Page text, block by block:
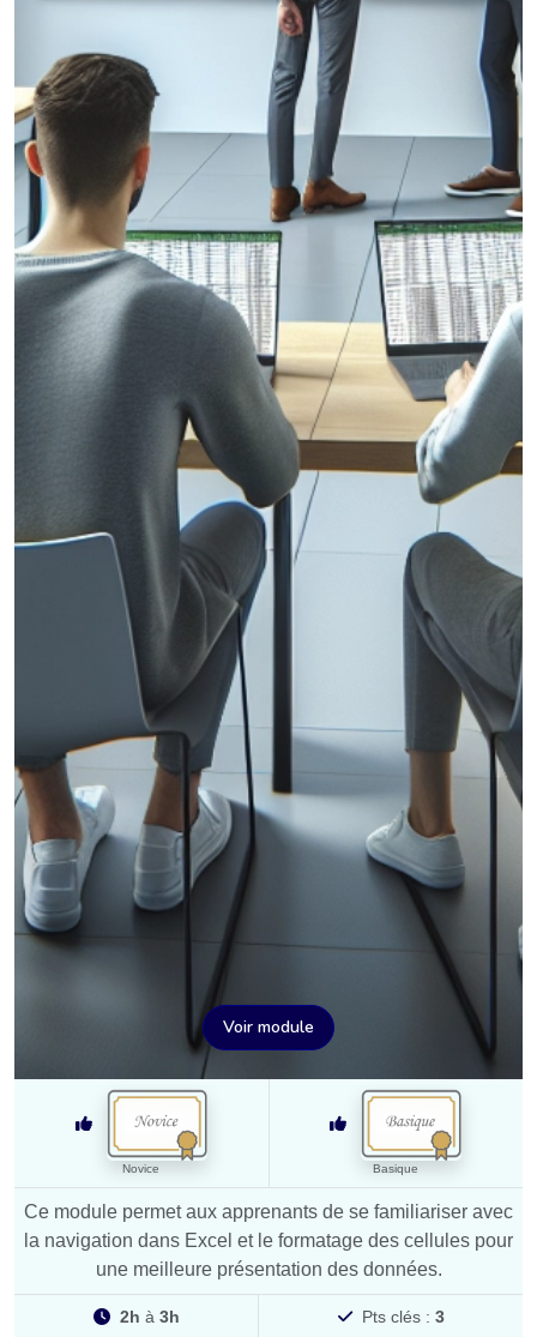
Voir module
Novice Basique
Ce module permet aux apprenants de se familiariser avec
la navigation dans Excel et le formatage des cellules pour
une meilleure présentation des données.
2h à 3h Pts clés : 3